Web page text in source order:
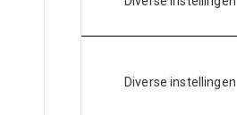
Diverse instellingen